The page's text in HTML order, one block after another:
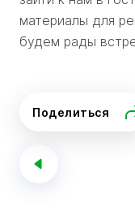
материалы для
будем рады
Поделиться